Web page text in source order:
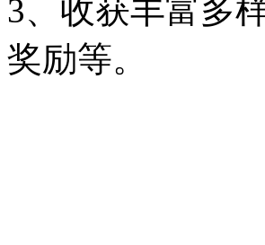
3、收获丰富多
奖励等。